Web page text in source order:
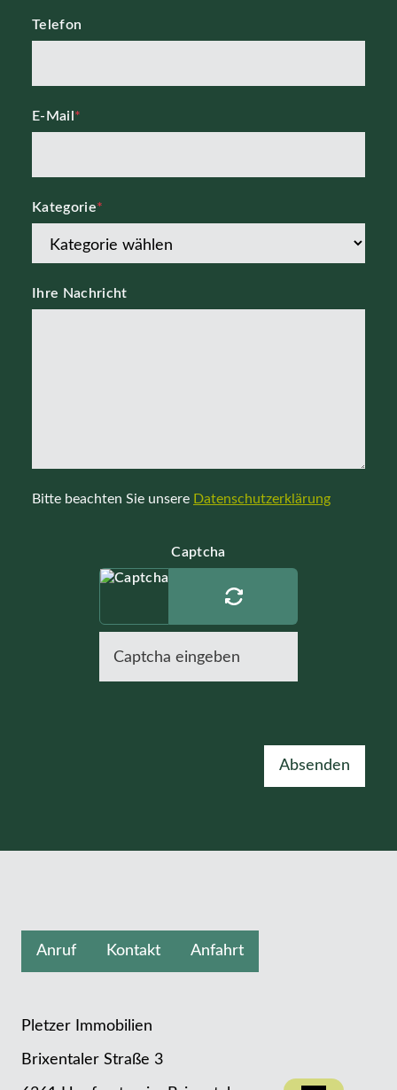
Telefon
E-Mail *
Kategorie*
Ihre Nachricht
Bitte beachten Sie unsere Datenschutzerklärung
Captcha
Absenden
Anruf Kontakt Anfahrt
Pletzer Immobilien
Brixentaler Straße 3